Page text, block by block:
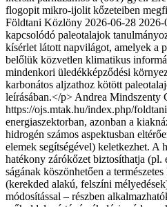
flogopit mikro-ijolit kőzeteiben
Földtani Közlöny 2026-06-28 2026-
kapcsolódó paleotalajok
kísérlet látott napvilágot, amelyek a
belőlük közvetlen klimatikus
mindenkori üledékképződési
karbonátos aljzathoz kötött
leírásában.</p> Andrea Mindszenty
https://ojs.mtak.hu/index.php/
energiaszektorban, azonban a
hidrogén szá­mos aspektusban
elemek segítségével) keletkezhet. A
hatékony zárókőzet biztosíthatja
ságának köszönhetően a
(kerekded alakú, felszíni
módosítással – részben